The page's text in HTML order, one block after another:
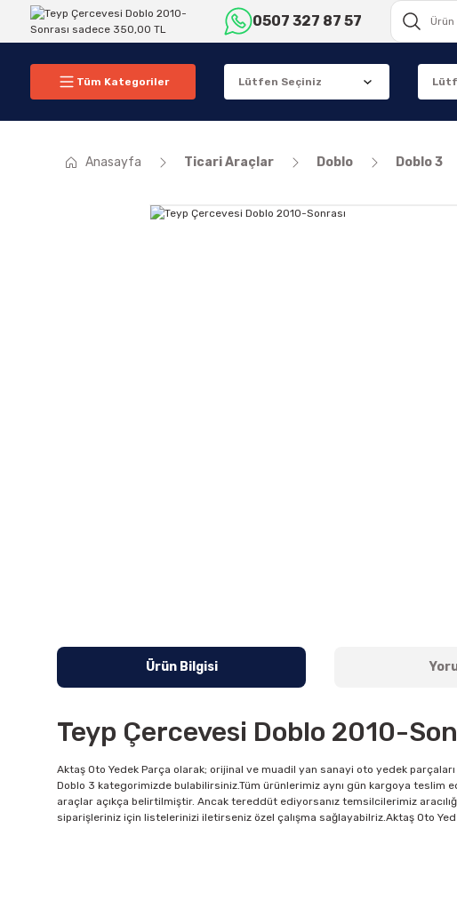
0507 327 87 57
Tüm Kategoriler
Anasayfa Ticari Araçlar Doblo Doblo 3
Ürün Bilgisi
Teyp Çercevesi Doblo 2010-
Aktaş Oto Yedek Parça olarak; orijinal ve muadil yan sanayi oto yedek
Doblo 3 kategorimizde bulabilirsiniz.Tüm ürünlerimiz aynı gün kargoya teslim
araçlar açıkça belirtilmiştir. Ancak tereddüt ediyorsanız temsilcilerimiz
siparişleriniz için listelerinizi iletirseniz özel çalışma sağlayabilriz.Aktaş Oto